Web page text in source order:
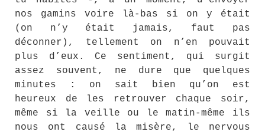
nos gamins voire là-bas si on y était
(on n’y était jamais, faut pas
déconner), tellement on n’en pouvait
plus d’eux. Ce sentiment, qui surgit
assez souvent, ne dure que quelques
minutes : on sait bien qu’on est
heureux de les retrouver chaque soir,
même si la veille ou le matin-même ils
nous ont causé la misère, le nervous